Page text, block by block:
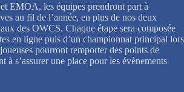
EMOA, les équipes prendront part à
au fil de l’année, en plus de nos deux
des OWCS. Chaque étape sera composée
en ligne puis d’un championnat principal lors
pourront remporter des points de
à s’assurer une place pour les évènements